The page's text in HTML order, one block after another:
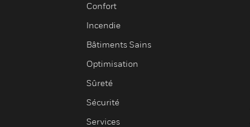
Confort
Incendie
Bâtiments Sains
Optimisation
Sûreté
Sécurité
Services